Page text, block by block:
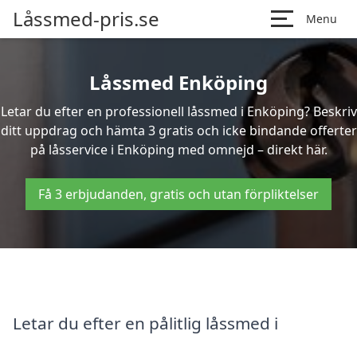
Låssmed-pris.se Menu
Låssmed Enköping
Letar du efter en professionell låssmed i Enköping? Beskriv
ditt uppdrag och hämta 3 gratis och icke bindande offerter
på låsservice i Enköping med omnejd – direkt här.
Få 3 erbjudanden, gratis och utan förpliktelser
Letar du efter en pålitlig låssmed i